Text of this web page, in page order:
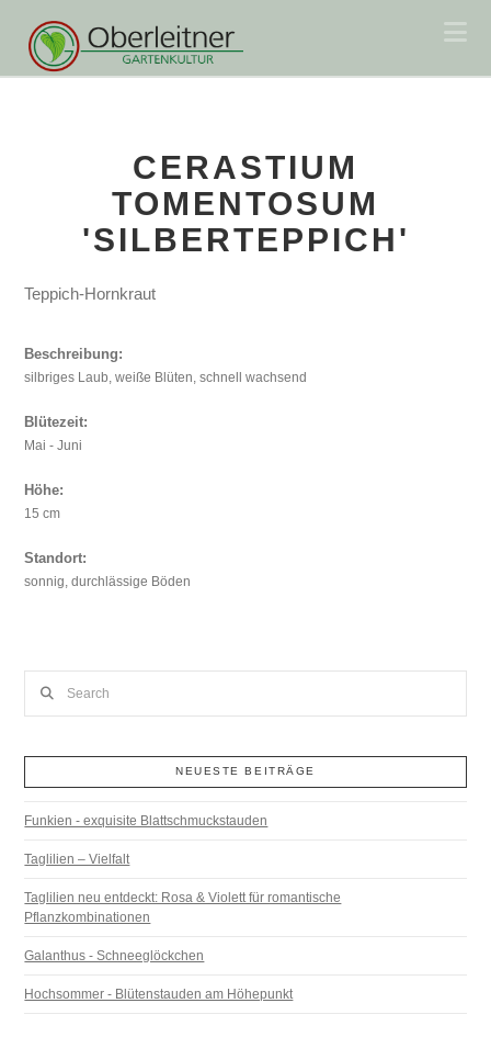
CERASTIUM
TOMENTOSUM
'SILBERTEPPICH'
Teppich-Hornkraut
Beschreibung:
silbriges Laub, weiße Blüten, schnell wachsend
Blütezeit:
Mai - Juni
Höhe:
15 cm
Standort:
sonnig, durchlässige Böden
NEUESTE BEITRÄGE
Funkien - exquisite Blattschmuckstauden
Taglilien – Vielfalt
Taglilien neu entdeckt: Rosa & Violett für romantische
Pflanzkombinationen
Galanthus - Schneeglöckchen
Hochsommer - Blütenstauden am Höhepunkt